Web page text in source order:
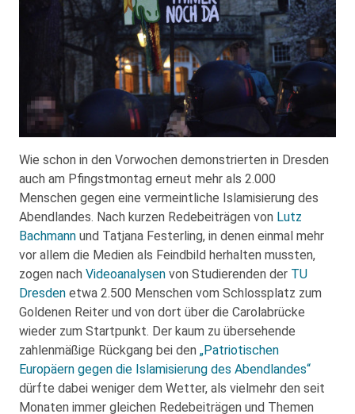
Wie schon in den Vorwochen demonstrierten in Dresden
auch am Pfingstmontag erneut mehr als 2.000
Menschen gegen eine vermeintliche Islamisierung des
Abendlandes. Nach kurzen Redebeiträgen von Lutz
Bachmann und Tatjana Festerling, in denen einmal mehr
vor allem die Medien als Feindbild herhalten mussten,
zogen nach Videoanalysen von Studierenden der TU
Dresden etwa 2.500 Menschen vom Schlossplatz zum
Goldenen Reiter und von dort über die Carolabrücke
wieder zum Startpunkt. Der kaum zu übersehende
zahlenmäßige Rückgang bei den „Patriotischen
Europäern gegen die Islamisierung des Abendlandes“
dürfte dabei weniger dem Wetter, als vielmehr den seit
Monaten immer gleichen Redebeiträgen und Themen